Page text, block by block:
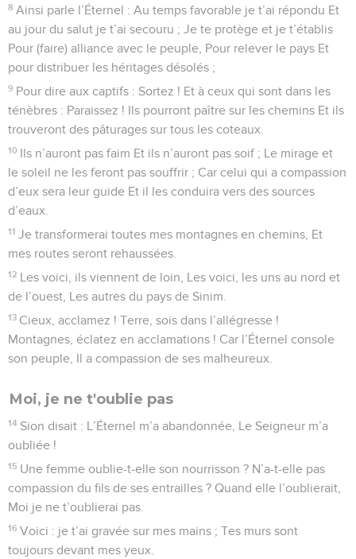
8 Ainsi parle l’Éternel : Au temps favorable je t’ai répondu Et
au jour du salut je t’ai secouru ; Je te protège et je t’établis
Pour (faire) alliance avec le peuple, Pour relever le pays Et
pour distribuer les héritages désolés ;
9 Pour dire aux captifs : Sortez ! Et à ceux qui sont dans les
ténèbres : Paraissez ! Ils pourront paître sur les chemins Et ils
trouveront des pâturages sur tous les coteaux.
10 Ils n’auront pas faim Et ils n’auront pas soif ; Le mirage et
le soleil ne les feront pas souffrir ; Car celui qui a compassion
d’eux sera leur guide Et il les conduira vers des sources
d’eaux.
11 Je transformerai toutes mes montagnes en chemins, Et
mes routes seront rehaussées.
12 Les voici, ils viennent de loin, Les voici, les uns au nord et
de l’ouest, Les autres du pays de Sinim.
13 Cieux, acclamez ! Terre, sois dans l’allégresse !
Montagnes, éclatez en acclamations ! Car l’Éternel console
son peuple, Il a compassion de ses malheureux.
Moi, je ne t'oublie pas
14 Sion disait : L’Éternel m’a abandonnée, Le Seigneur m’a
oubliée !
15 Une femme oublie-t-elle son nourrisson ? N’a-t-elle pas
compassion du fils de ses entrailles ? Quand elle l’oublierait,
Moi je ne t’oublierai pas.
16 Voici : je t’ai gravée sur mes mains ; Tes murs sont
toujours devant mes yeux.